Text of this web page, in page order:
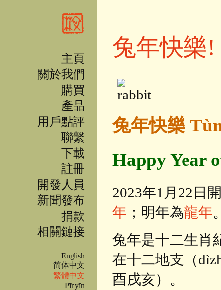
主頁
關於我們
購買
產品
用戶點評
聯繫
下載
註冊
開發人員
新聞發布
捐款
相關鏈接
English
简体中文
繁體中文
Pīnyīn
兔年快樂!
兔年快樂
Happy Year
2023年1月22日
年 ；明年為龍年
兔年是十二生肖
在十二地支（
酉戌亥）。